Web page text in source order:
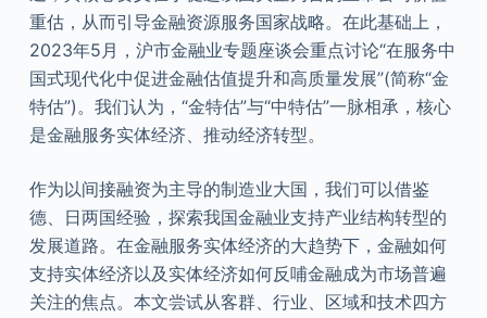
重估，从而引导金融资源服务国家战略。在此基础上，
2023年5月，沪市金融业专题座谈会重点讨论“在服务中
国式现代化中促进金融估值提升和高质量发展”(简称“金
特估”)。我们认为，“金特估”与“中特估”一脉相承，核心
是金融服务实体经济、推动经济转型。
作为以间接融资为主导的制造业大国，我们可以借鉴
德、日两国经验，探索我国金融业支持产业结构转型的
发展道路。在金融服务实体经济的大趋势下，金融如何
支持实体经济以及实体经济如何反哺金融成为市场普遍
关注的焦点。本文尝试从客群、行业、区域和技术四方